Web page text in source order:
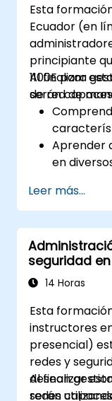
Esta
Ecuador (en
principiante
1100E para
de red de
Al finalizar
serán
Aprender
en
básicas
NAT y
Aprender
FortiGate
Leer más...
seguridad
14 Horas
Esta
instructores
presencial)
redes y
desean
redes
Al finalizar
serán